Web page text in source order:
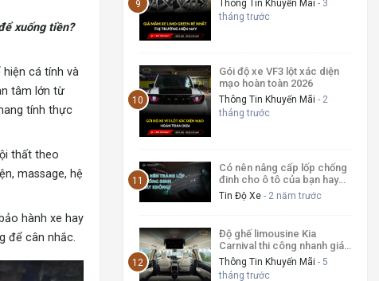
xuống tiền?
cá tính và
tâm lớn từ
tính thực
thất theo
massage, hệ
hành xe hay
để cân nhắc.
Thông Tin Khuyến Mãi - 3
tháng trước
Gói độ xe VF3 lột xác diện
mạo hoàn toàn 2026
Thông Tin Khuyến Mãi - 2
tháng trước
Có nên nâng cấp lốp chống
đinh cho ô tô của bạn hay
không?
Tin Độ Xe - 2 năm trước
Độ ghế limousine Kia
Carnival thi công nhanh giá
tốt
Thông Tin Khuyến Mãi - 5
tháng trước